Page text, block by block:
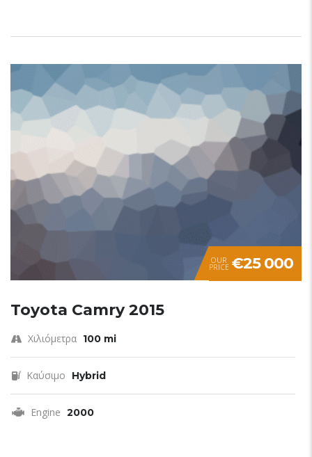
OUR
PRICE €25 000
Toyota Camry 2015
Χιλιόμετρα 100 mi
Καύσιμο Hybrid
Engine 2000